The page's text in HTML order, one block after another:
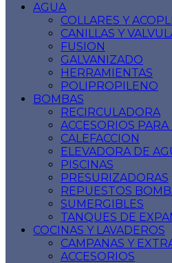
AGUA
COLLARES Y
CANILLAS Y
FUSION
GALVANIZADO
HERRAMIENTAS
POLIPROPILENO
BOMBAS
RECIRCULADORA
ACCESORIOS
CALEFACCION
ELEVADORA DE
PISCINAS
PRESURIZADORAS
REPUESTOS
SUMERGIBLES
TANQUES DE
COCINAS Y LAVADEROS
CAMPANAS Y
ACCESORIOS